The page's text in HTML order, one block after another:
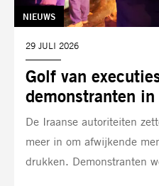
Golf van
demonstranten in
TAG:
NIEUWS
DATUM:
29 JULI 2026
De Iraanse autoriteiten
meer in om afwijkende
drukken. Demonstranten